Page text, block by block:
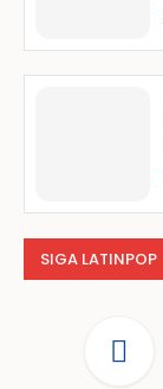
SIGA LATINPOP